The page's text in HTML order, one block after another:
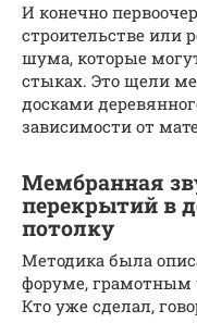
И конечно
строительстве или
шума, которые
стыках. Это щели
досками
зависимости от
Мембранная
перекрытий в
потолку
Методика была
форуме, грамотным
Кто уже сделал,